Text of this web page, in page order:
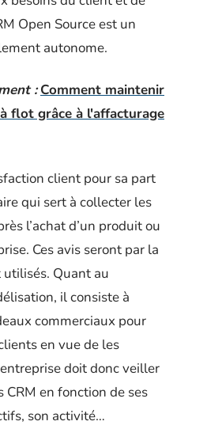
Open Source est un
autonome.
: Comment maintenir
flot grâce à l'affacturage
client pour sa part
qui sert à collecter les
l’achat d’un produit ou
Ces avis seront par la
Quant au
il consiste à
commerciaux pour
en vue de les
doit donc veiller
CRM en fonction de ses
son activité…